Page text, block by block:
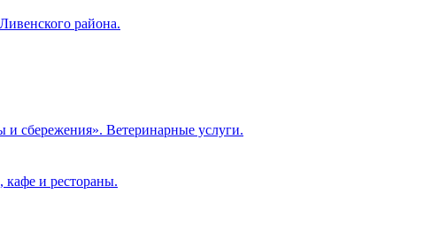
района.
сбережения». Ветеринарные услуги.
и рестораны.